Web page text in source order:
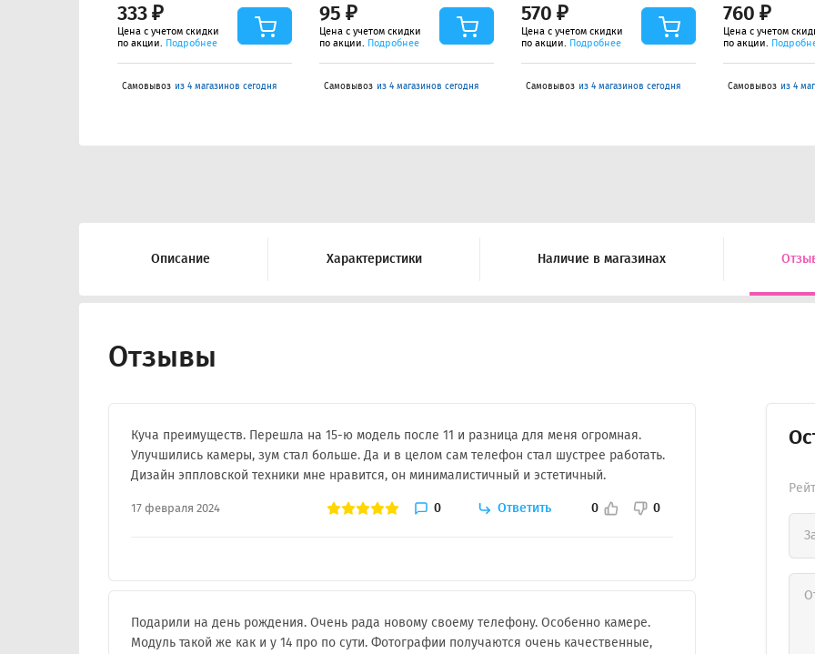
333 ₽
Цена с учетом скидки
по акции. Подробнее
Самовывоз из 4 магазинов сегодня
95 ₽
Цена с учетом скидки
по акции. Подробнее
Самовывоз из 4 магазинов сегодня
570 ₽
Цена с учетом скидки
по акции. Подробнее
Самовывоз из 4 магазинов сегодня
760 ₽
Цена с учетом
по акции.
Самовывоз из 4
Описание Характеристики Наличие в магазинах
Отзывы
Куча преимуществ. Перешла на 15-ю модель после 11 и разница для меня огромная.
Улучшились камеры, зум стал больше. Да и в целом сам телефон стал шустрее работать.
Дизайн эппловской техники мне нравится, он минималистичный и эстетичный.
17 февраля 2024 0 Ответить 0 0
Подарили на день рождения. Очень рада новому своему телефону. Особенно камере.
Модуль такой же как и у 14 про по сути. Фотографии получаются очень качественные,